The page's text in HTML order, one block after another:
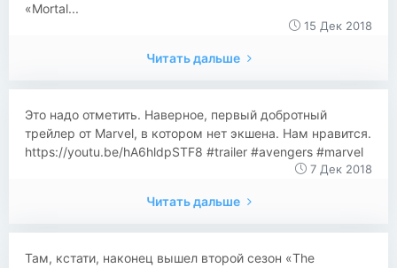
«Mortal...
15 Дек 2018
Читать дальше
Это надо отметить. Наверное, первый добротный
трейлер от Marvel, в котором нет экшена. Нам нравится.
https://youtu.be/hA6hldpSTF8 #trailer #avengers #marvel
7 Дек 2018
Читать дальше
Там, кстати, наконец вышел второй сезон «The